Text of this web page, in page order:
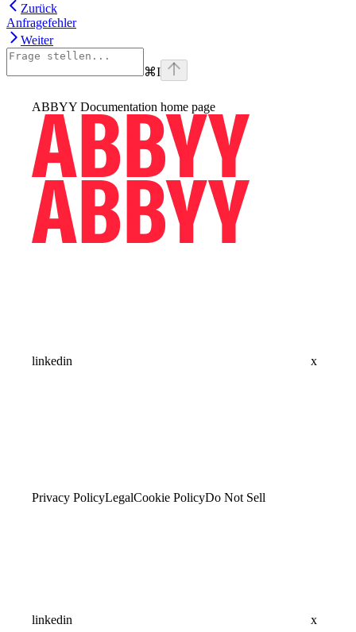
Zurück
Anfragefehler
Weiter
⌘I
ABBYY Documentation home page
linkedin x
Privacy PolicyLegalCookie PolicyDo Not Sell
linkedin x